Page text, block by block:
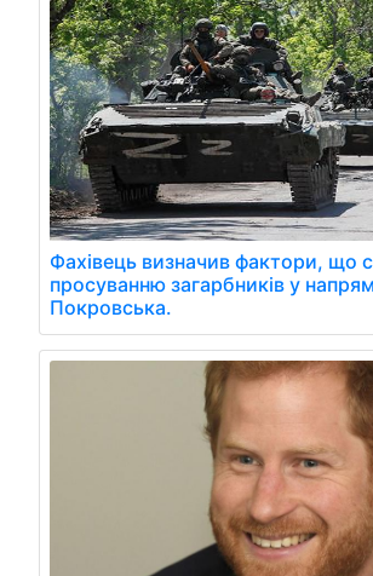
Фахівець визначив фактори, що
просуванню загарбників у
Покровська.